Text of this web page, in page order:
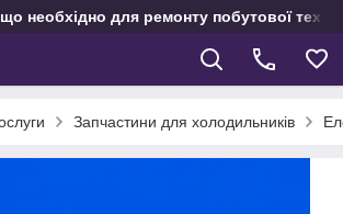
необхідно для ремонту побутової
Запчастини для холодильників